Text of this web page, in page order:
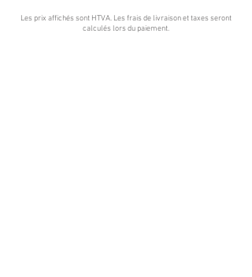
Les prix affichés sont HTVA. Les frais de livraison et taxes seront
calculés lors du paiement.